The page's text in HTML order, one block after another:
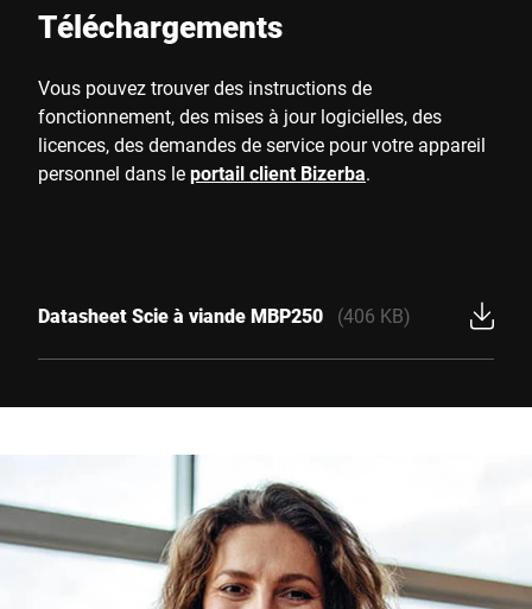
Téléchargements
Vous pouvez trouver des instructions de
fonctionnement, des mises à jour logicielles, des
licences, des demandes de service pour votre appareil
personnel dans leportail client Bizerba.
Datasheet Scie à viande MBP250 (406 KB)